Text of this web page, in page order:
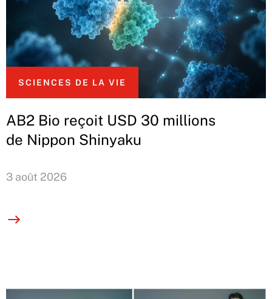
SCIENCES DE LA VIE
AB2 Bio reçoit USD 30 millions
de Nippon Shinyaku
3 août 2026